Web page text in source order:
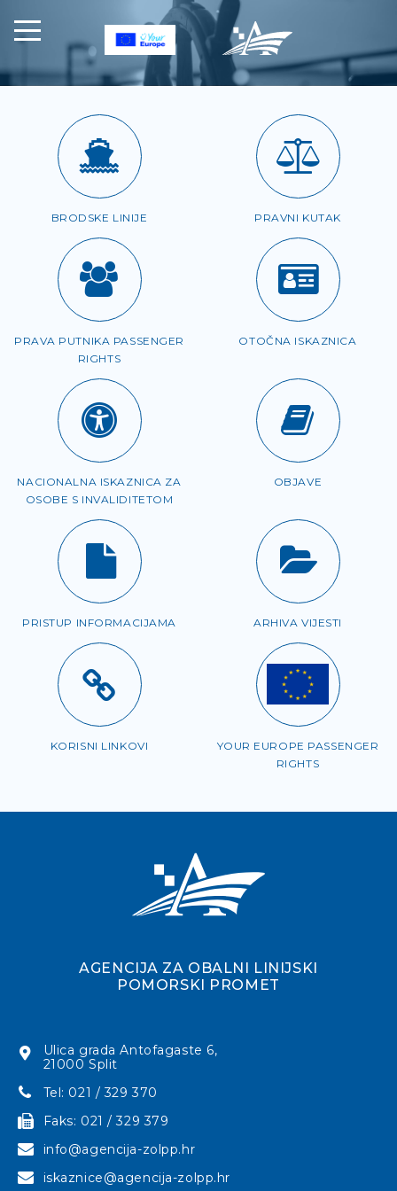
BRODSKE LINIJE PRAVNI KUTAK
PRAVA PUTNIKA PASSENGER
RIGHTS
OTOČNA ISKAZNICA
NACIONALNA ISKAZNICA ZA
OSOBE S INVALIDITETOM
OBJAVE
PRISTUP INFORMACIJAMA ARHIVA VIJESTI
KORISNI LINKOVI
YOUR EUROPE PASSENGER
RIGHTS
AGENCIJA ZA OBALNI LINIJSKI
POMORSKI PROMET
Ulica grada Antofagaste 6,
21000 Split
Tel: 021 / 329 370
Faks: 021 / 329 379
info@agencija-zolpp.hr
iskaznice@agencija-zolpp.hr